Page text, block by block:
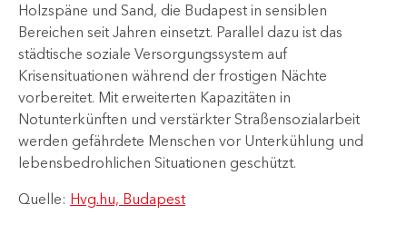
Holzspäne und Sand, die Budapest in sensiblen
Bereichen seit Jahren einsetzt. Parallel dazu ist das
städtische soziale Versorgungssystem auf
Krisensituationen während der frostigen Nächte
vorbereitet. Mit erweiterten Kapazitäten in
Notunterkünften und verstärkter Straßensozialarbeit
werden gefährdete Menschen vor Unterkühlung und
lebensbedrohlichen Situationen geschützt.
Quelle: Hvg.hu, Budapest